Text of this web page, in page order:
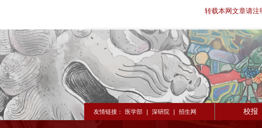
转载本网文章请注
友情链接： 医学部 深研院 招生网 校报